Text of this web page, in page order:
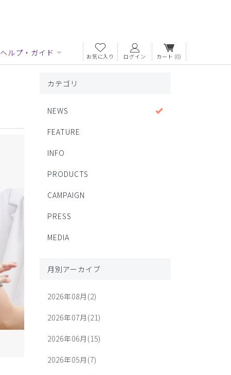
ヘルプ・ガイド お気に入り ログイン カート (0)
カテゴリ
NEWS
FEATURE
INFO
PRODUCTS
CAMPAIGN
PRESS
MEDIA
月別アーカイブ
2026年08月(2)
2026年07月(21)
2026年06月(15)
2026年05月(7)